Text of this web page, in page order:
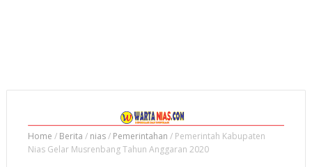
Home / Berita / nias/ Pemerintahan / Pemerintah Kabupaten
Nias Gelar Musrenbang Tahun Anggaran 2020